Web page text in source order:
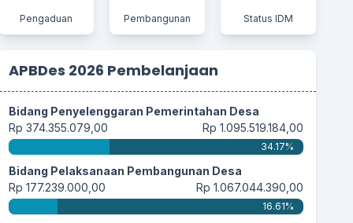
21 Juli 2025 20:20:45
Semoga lembaga yang dibentuk baru ini menjadi
28 Mei 2025 19:59:15
Alhamdulillah, InsyaAllah pembentukan
Koperasi Merah...selengkapnya
Pengaduan Pembangunan Status IDM
APBDes 2026 Pembelanjaan
Bidang Penyelenggaran Pemerintahan Desa
Rp 374.355.079,00
Rp 1.095.519.184,00
34.17%
Bidang Pelaksanaan Pembangunan Desa
Rp 177.239.000,00
Rp 1.067.044.390,00
16.61%